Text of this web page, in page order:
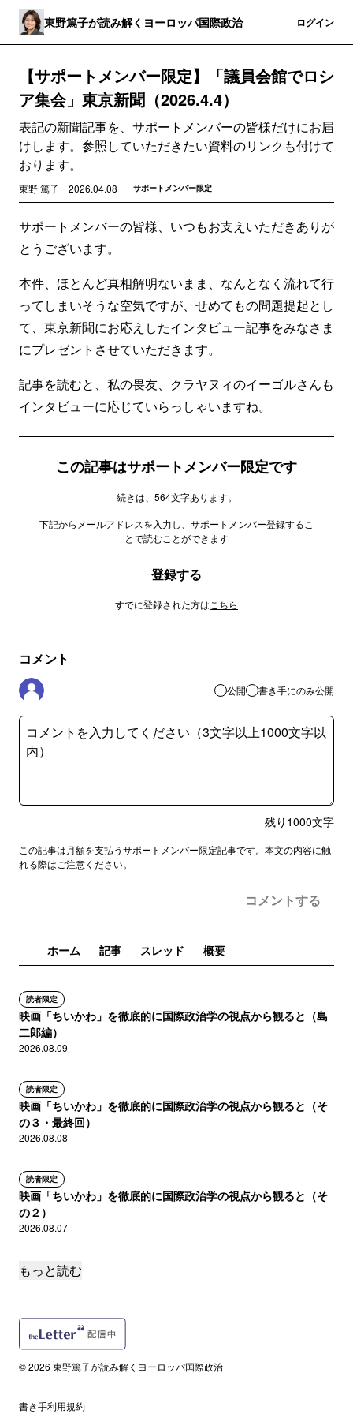
東野篤子が読み解くヨーロッパ国際政治 ログイン
【サポートメンバー限定】「議員会館でロシ
ア集会」東京新聞（2026.4.4）
表記の新聞記事を、サポートメンバーの皆様だけにお届
けします。参照していただきたい資料のリンクも付けて
おります。
東野 篤子 2026.04.08 サポートメンバー限定
サポートメンバーの皆様、いつもお支えいただきありが
とうございます。
本件、ほとんど真相解明ないまま、なんとなく流れて行
ってしまいそうな空気ですが、せめてもの問題提起とし
て、東京新聞にお応えしたインタビュー記事をみなさま
にプレゼントさせていただきます。
記事を読むと、私の畏友、クラヤヌィのイーゴルさんも
インタビューに応じていらっしゃいますね。
この記事はサポートメンバー限定です
続きは、564文字あります。
下記からメールアドレスを入力し、サポートメンバー登録するこ
とで読むことができます
登録する
すでに登録された方は こちら
コメント
公開 書き手にのみ公開
残り 1000文字
この記事は月額を支払うサポートメンバー限定記事です。本文の内容に触
れる際はご注意ください。
コメントする
ホーム 記事 スレッド 概要
読者限定
映画「ちいかわ」を徹底的に国際政治学の視点から観ると（島
二郎編）
2026.08.09
読者限定
映画「ちいかわ」を徹底的に国際政治学の視点から観ると（そ
の３・最終回）
2026.08.08
読者限定
映画「ちいかわ」を徹底的に国際政治学の視点から観ると（そ
の２）
2026.08.07
読者限定
2026.08.07
今年の8月？危なすぎませんか？外務省によるロシアへの大学生
2026.07.18
もっと読む
© 2026 東野篤子が読み解くヨーロッパ国際政治
書き手利用規約